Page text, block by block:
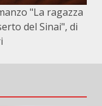
"La ragazza
del Sinai", di